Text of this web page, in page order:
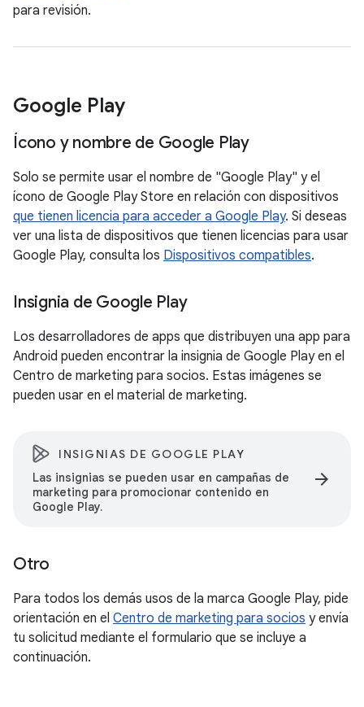
para revisión.
Google Play
Ícono y nombre de Google Play
Solo se permite usar el nombre de "Google Play" y el
ícono de Google Play Store en relación con dispositivos
que tienen licencia para acceder a Google Play. Si deseas
ver una lista de dispositivos que tienen licencias para usar
Google Play, consulta los Dispositivos compatibles.
Insignia de Google Play
Los desarrolladores de apps que distribuyen una app para
Android pueden encontrar la insignia de Google Play en el
Centro de marketing para socios. Estas imágenes se
pueden usar en el material de marketing.
INSIGNIAS DE GOOGLE PLAY
Las insignias se pueden usar en campañas de
marketing para promocionar contenido en
Google Play.
arrow_forward
Otro
Para todos los demás usos de la marca Google Play, pide
orientación en el Centro de marketing para socios y envía
tu solicitud mediante el formulario que se incluye a
continuación.